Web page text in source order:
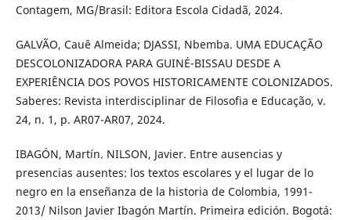
Contagem, MG/Brasil: Editora Escola Cidadã, 2024.
GALVÃO, Cauê Almeida; DJASSI, Nbemba. UMA EDUCAÇÃO
DESCOLONIZADORA PARA GUINÉ-BISSAU DESDE A
EXPERIÊNCIA DOS POVOS HISTORICAMENTE COLONIZADOS.
Saberes: Revista interdisciplinar de Filosofia e Educação, v.
24, n. 1, p. AR07-AR07, 2024.
IBAGÓN, Martín. NILSON, Javier. Entre ausencias y
presencias ausentes: los textos escolares y el lugar de lo
negro en la enseñanza de la historia de Colombia, 1991-
2013/ Nilson Javier Ibagón Martín. Primeira edición. Bogotá: